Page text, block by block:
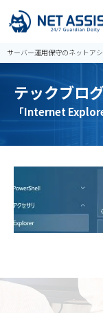
サーバー運用保守のネットア
テックブロ
「Internet